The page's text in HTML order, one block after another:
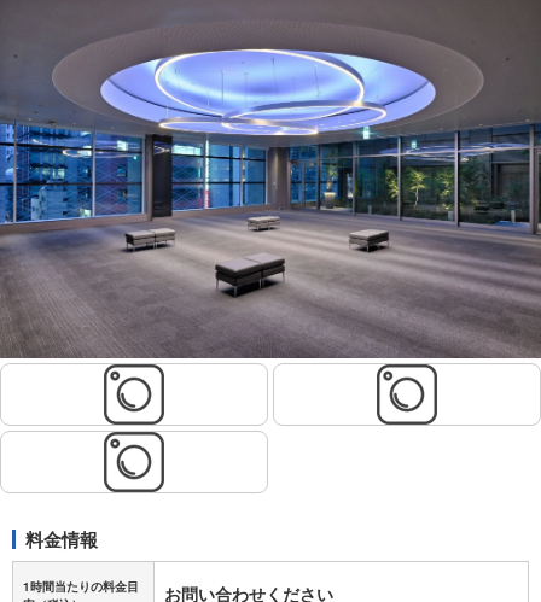
料金情報
1時間当たりの料金目
お問い合わせください